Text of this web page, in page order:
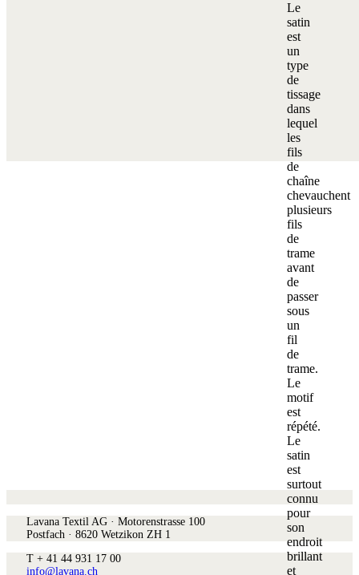
Le
satin
est
un
type
de
tissage
dans
lequel
les
fils
de
chaîne
chevauchent
plusieurs
fils
de
trame
avant
de
passer
sous
un
fil
de
trame.
Le
motif
est
répété.
Le
satin
est
surtout
connu
pour
son
endroit
brillant
et
Lavana Textil AG · Motorenstrasse 100
Postfach · 8620 Wetzikon ZH 1
T + 41 44 931 17 00
info@lavana.ch